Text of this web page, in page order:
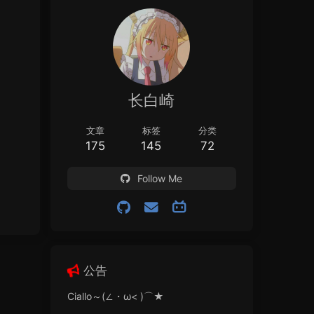
长白崎
文章
175
标签
145
分类
72
Follow Me
公告
Ciallo～(∠・ω< )⌒★